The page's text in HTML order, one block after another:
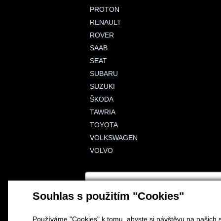
Souhlas s použitím "Cookies"
Používáme "Cookies" k tomu, abyste si návštěvu na
PROTON
RENAULT
ROVER
SAAB
SEAT
SUBARU
SUZUKI
ŠKODA
TAWRIA
TOYOTA
VOLKSWAGEN
VOLVO